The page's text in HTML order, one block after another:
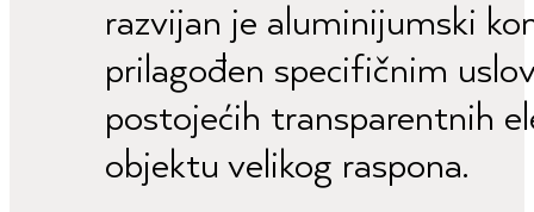
razvijan je aluminijumski
prilagođen specifičnim
postojećih transparentnih
objektu velikog raspona.